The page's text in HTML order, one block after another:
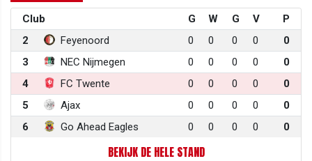
Club G W G V
P
2
Feyenoord 0 0 0 0
0
3
NEC Nijmegen 0 0 0 0
0
4
FC Twente 0 0 0 0
0
5
Ajax 0 0 0 0
0
6
Go Ahead Eagles 0 0 0 0 0
BEKIJK DE HELE STAND